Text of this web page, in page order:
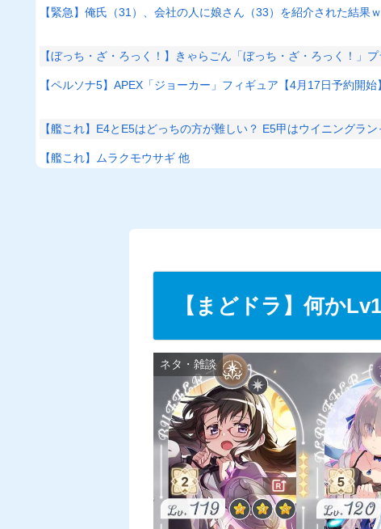
【緊急】俺氏（31）、会社の人に娘さん（33）を紹介された結果
【ぼっち・ざ・ろっく！】きゃらごん「ぼっち・ざ・ろっく！」
【ペルソナ5】APEX「ジョーカー」フィギュア【4月17日予約開始】
【艦これ】E4とE5はどっちの方が難しい？ E5甲はウイニングラ
【艦これ】ムラクモウサギ 他
【まどドラ】何か
ネタ・雑談